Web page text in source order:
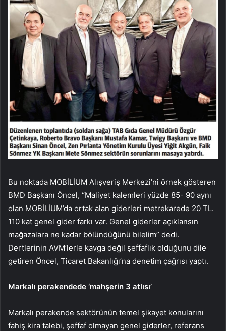
Bu noktada MOBİLİUM Alışveriş Merkezi’ni örnek gösteren
BMD Başkanı Öncel, “Maliyet kalemleri yüzde 85- 90 aynı
olan MOBİLİUM’da ortak alan giderleri metrekarede 20 TL.
110 kat genel gider farkı var. Genel giderler açıklansın
mağazalara ne kadar bölündüğünü bilelim” dedi.
Dertlerinin AVM’lerle kavga değil şeffaflık olduğunu dile
getiren Öncel, Ticaret Bakanlığı’na denetim çağrısı yaptı.
Markalı perakendede ‘mahşerin 3 atlısı’
Markalı perakende sektörünün temel şikayet konularını
fahiş kira talebi, şeffaf olmayan genel giderler, referans